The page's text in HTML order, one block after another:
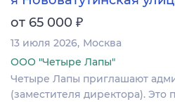
от 65 000 ₽
13 июля 2026 Москва
ООО "Четыре Лапы"
Четыре Лапы приглашают
(заместителя директора). Это